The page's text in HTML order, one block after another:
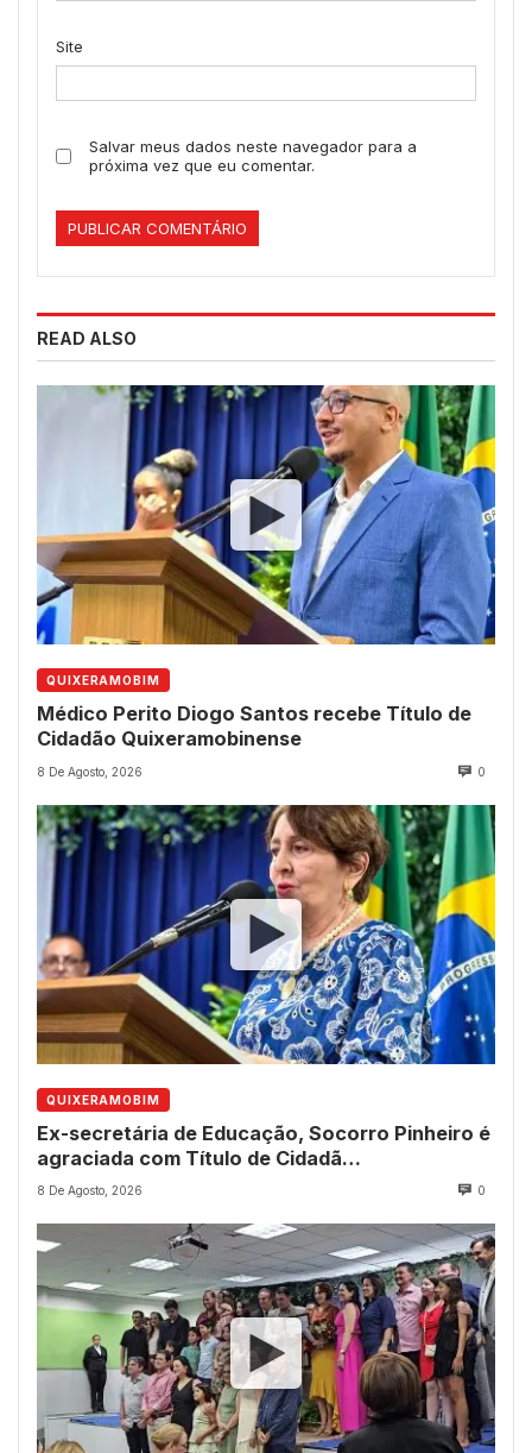
Site
Salvar meus dados neste navegador para a
próxima vez que eu comentar.
READ ALSO
QUIXERAMOBIM
Médico Perito Diogo Santos recebe Título de
Cidadão Quixeramobinense
8 De Agosto, 2026 0
QUIXERAMOBIM
Ex-secretária de Educação, Socorro Pinheiro é
agraciada com Título de Cidadã
Quixeramobinense
8 De Agosto, 2026 0